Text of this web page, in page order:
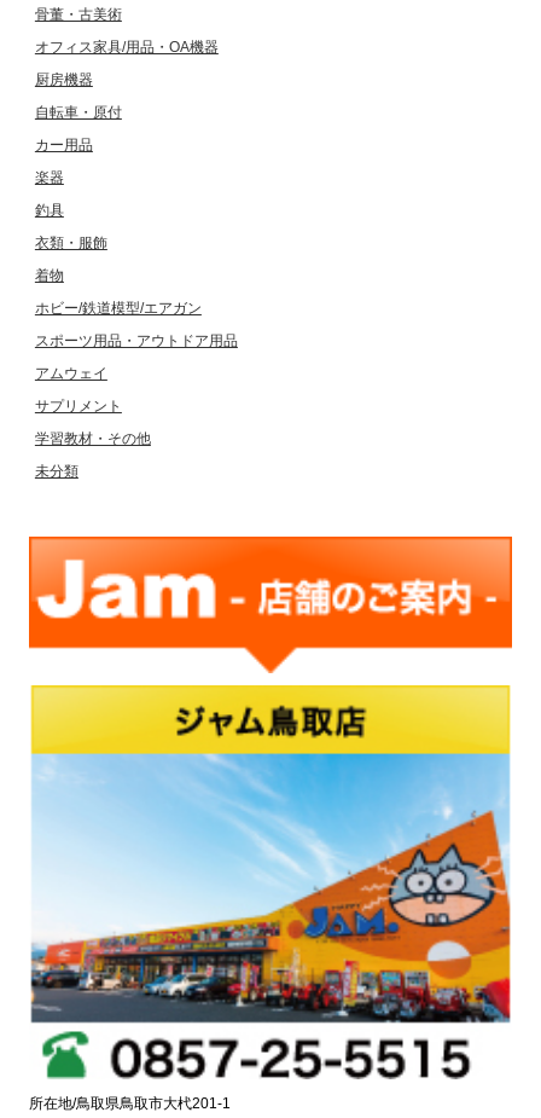
骨董・古美術
オフィス家具/用品・OA機器
厨房機器
自転車・原付
カー用品
楽器
釣具
衣類・服飾
着物
ホビー/鉄道模型/エアガン
スポーツ用品・アウトドア用品
アムウェイ
サプリメント
学習教材・その他
未分類
所在地/鳥取県鳥取市大杙201-1